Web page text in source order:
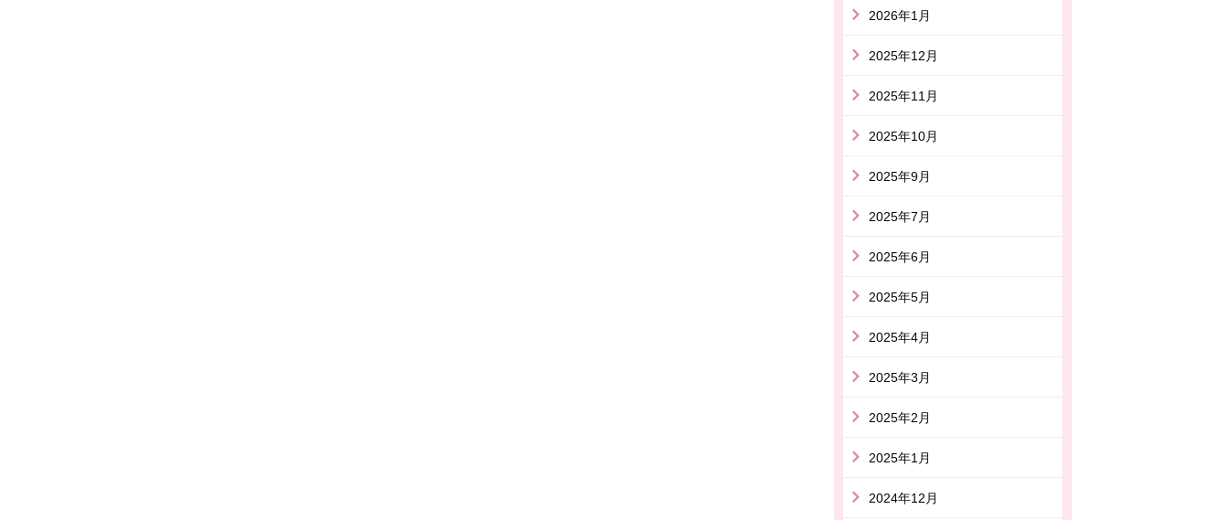
2026年1月
2025年12月
2025年11月
2025年10月
2025年9月
2025年7月
2025年6月
2025年5月
2025年4月
2025年3月
2025年2月
2025年1月
2024年12月